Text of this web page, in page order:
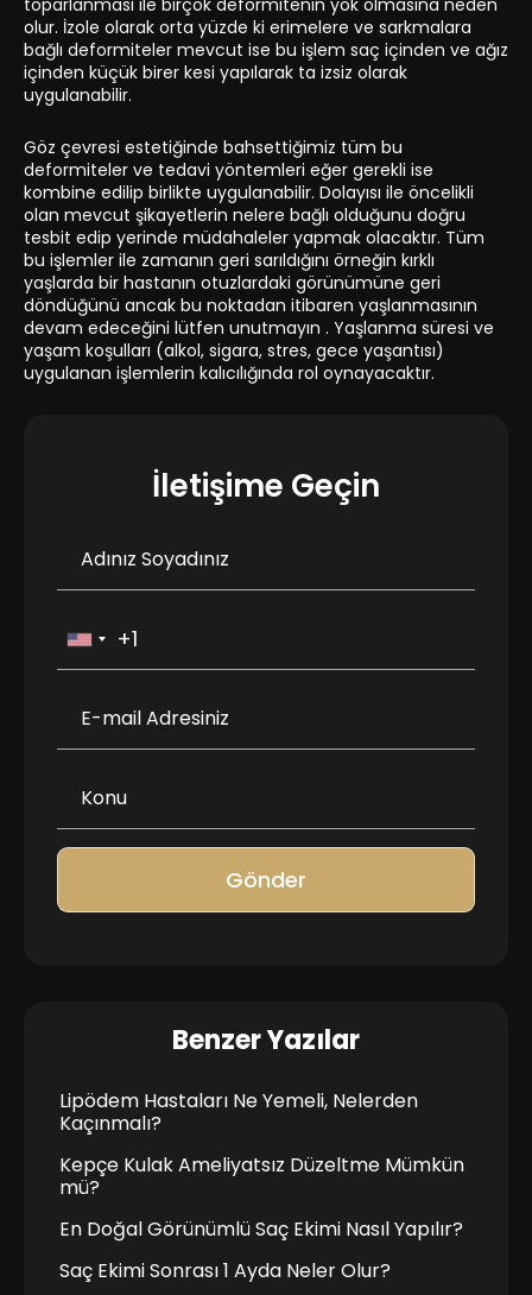
toparlanması ile birçok deformitenin yok olmasına neden
olur. İzole olarak orta yüzde ki erimelere ve sarkmalara
bağlı deformiteler mevcut ise bu işlem saç içinden ve ağız
içinden küçük birer kesi yapılarak ta izsiz olarak
uygulanabilir.
Göz çevresi estetiğinde bahsettiğimiz tüm bu
deformiteler ve tedavi yöntemleri eğer gerekli ise
kombine edilip birlikte uygulanabilir. Dolayısı ile öncelikli
olan mevcut şikayetlerin nelere bağlı olduğunu doğru
tesbit edip yerinde müdahaleler yapmak olacaktır. Tüm
bu işlemler ile zamanın geri sarıldığını örneğin kırklı
yaşlarda bir hastanın otuzlardaki görünümüne geri
döndüğünü ancak bu noktadan itibaren yaşlanmasının
devam edeceğini lütfen unutmayın . Yaşlanma süresi ve
yaşam koşulları (alkol, sigara, stres, gece yaşantısı)
uygulanan işlemlerin kalıcılığında rol oynayacaktır.
İletişime Geçin
Gönder
Benzer Yazılar
Lipödem Hastaları Ne Yemeli, Nelerden
Kaçınmalı?
Kepçe Kulak Ameliyatsız Düzeltme Mümkün
mü?
En Doğal Görünümlü Saç Ekimi Nasıl Yapılır?
Saç Ekimi Sonrası 1 Ayda Neler Olur?